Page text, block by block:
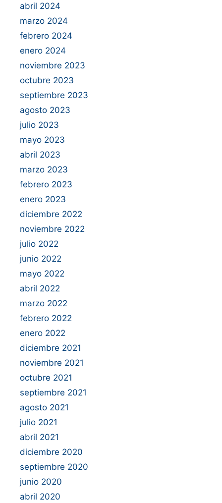
abril 2024
marzo 2024
febrero 2024
enero 2024
noviembre 2023
octubre 2023
septiembre 2023
agosto 2023
julio 2023
mayo 2023
abril 2023
marzo 2023
febrero 2023
enero 2023
diciembre 2022
noviembre 2022
julio 2022
junio 2022
mayo 2022
abril 2022
marzo 2022
febrero 2022
enero 2022
diciembre 2021
noviembre 2021
octubre 2021
septiembre 2021
agosto 2021
julio 2021
abril 2021
diciembre 2020
septiembre 2020
junio 2020
abril 2020